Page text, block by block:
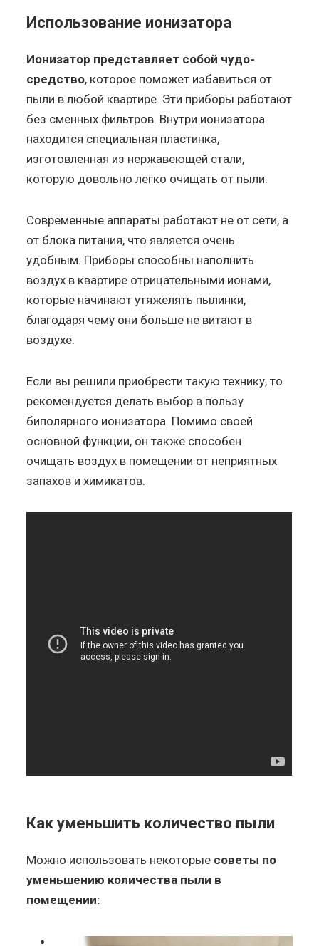
Использование ионизатора
Ионизатор представляет собой чудо-
средство, которое поможет избавиться от
пыли в любой квартире. Эти приборы работают
без сменных фильтров. Внутри ионизатора
находится специальная пластинка,
изготовленная из нержавеющей стали,
которую довольно легко очищать от пыли.
Современные аппараты работают не от сети, а
от блока питания, что является очень
удобным. Приборы способны наполнить
воздух в квартире отрицательными ионами,
которые начинают утяжелять пылинки,
благодаря чему они больше не витают в
воздухе.
Если вы решили приобрести такую технику, то
рекомендуется делать выбор в пользу
биполярного ионизатора. Помимо своей
основной функции, он также способен
очищать воздух в помещении от неприятных
запахов и химикатов.
Как уменьшить количество пыли
Можно использовать некоторые советы по
уменьшению количества пыли в
помещении: